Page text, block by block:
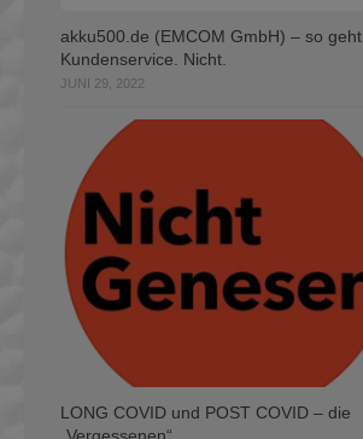
akku500.de (EMCOM GmbH) – so geht
Kundenservice. Nicht.
JUNI 29, 2022
LONG COVID und POST COVID – die